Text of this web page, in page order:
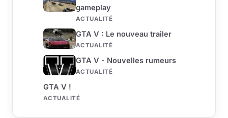
gameplay
ACTUALITÉ
GTA V : Le nouveau trailer
ACTUALITÉ
GTA V - Nouvelles rumeurs
ACTUALITÉ
GTA V !
ACTUALITÉ